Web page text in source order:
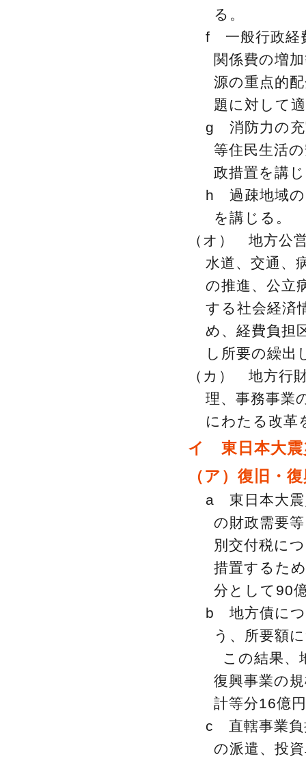
る。
f 一般行政経
関係費の増
源の重点的
題に対して
g 消防力の充
等住民生活
政措置を講
h 過疎地域の
を講じる。
（オ） 地方公
水道、交通、
の推進、公立
する社会経済
め、経費負担
し所要の繰出
（カ） 地方行
理、事務事業
にわたる改革
イ 東日本大震
（ア）復旧・
a 東日本大震
の財政需要
別交付税に
措置するた
分として90
b 地方債につ
う、所要額
この結果、
復興事業の
計等分16億
c 直轄事業負
の派遣、投